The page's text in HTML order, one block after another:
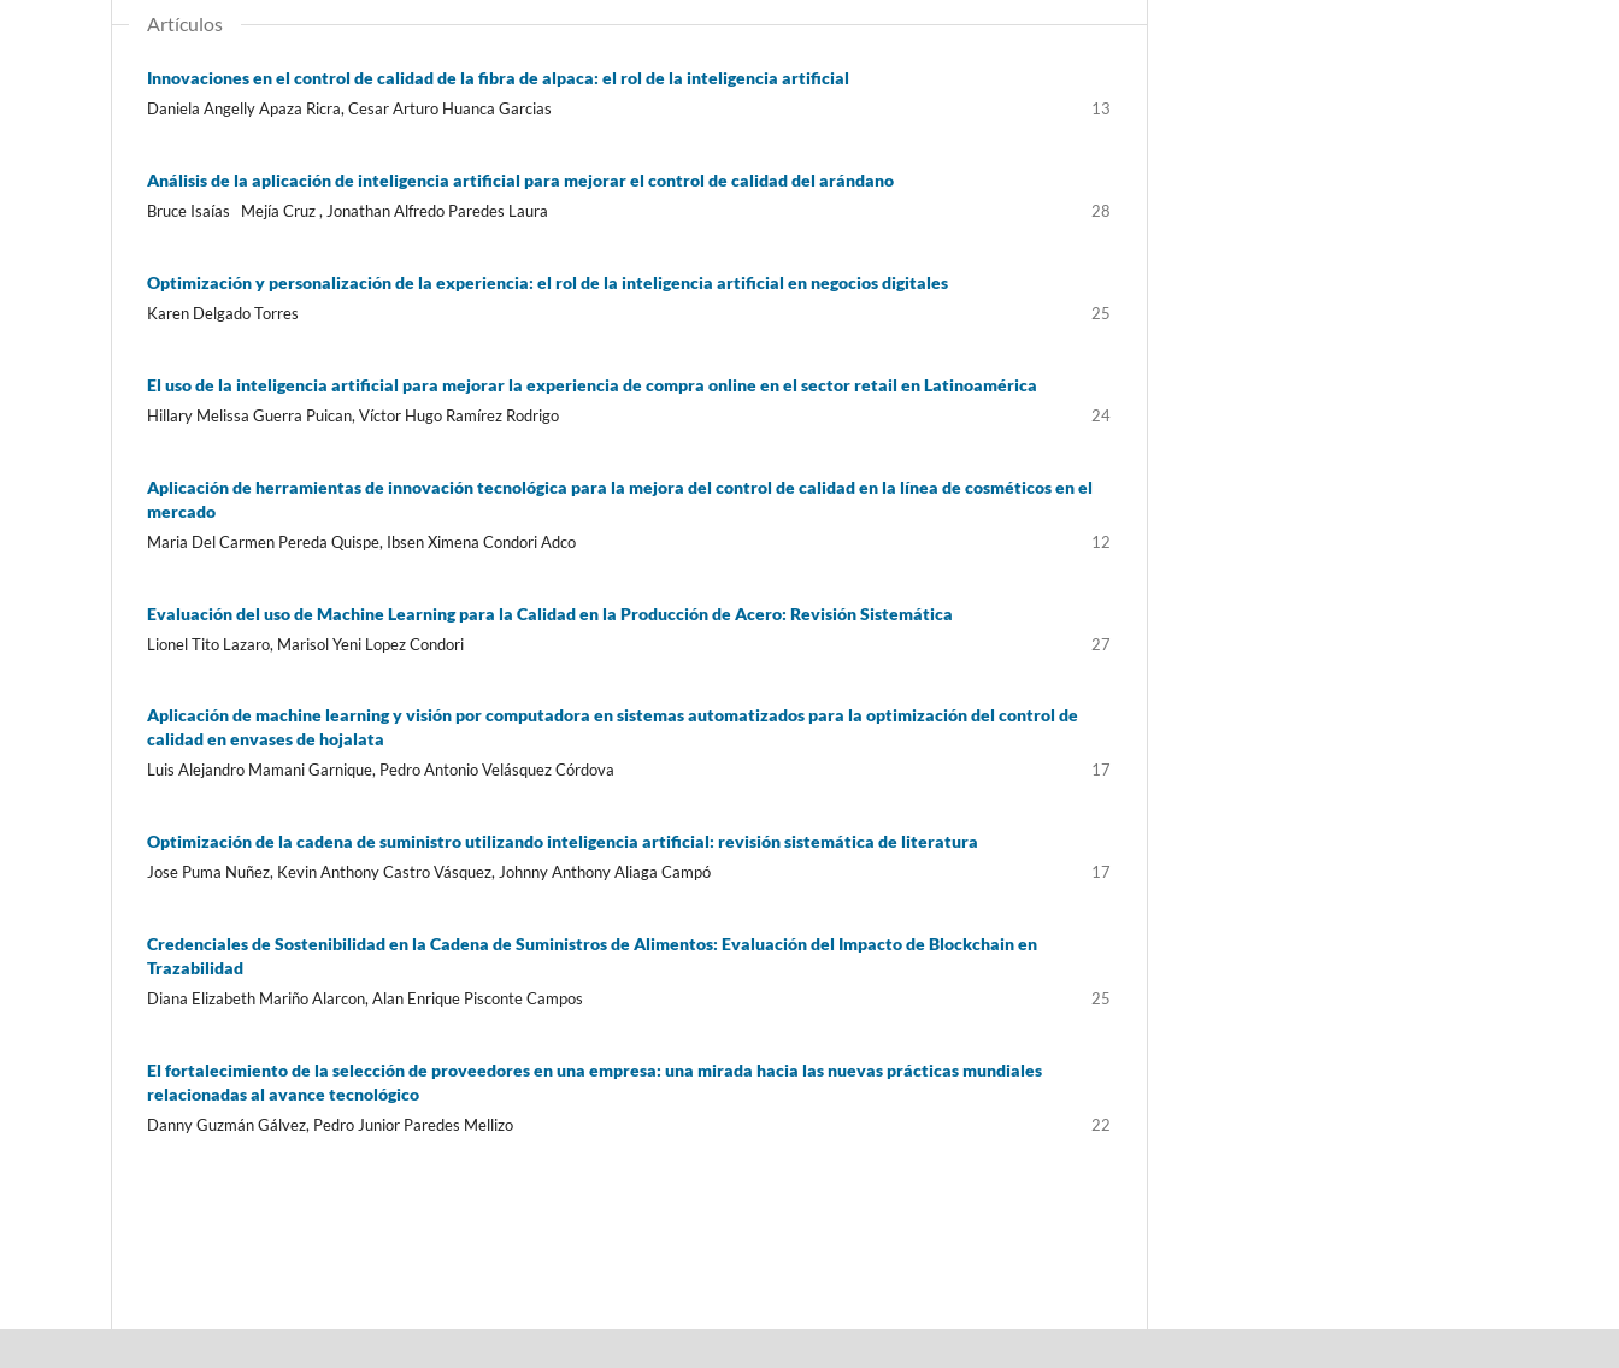
Artículos
Innovaciones en el control de calidad de la fibra de alpaca: el rol de la inteligencia artificial
Daniela Angelly Apaza Ricra, Cesar Arturo Huanca Garcias 13
Análisis de la aplicación de inteligencia artificial para mejorar el control de calidad del arándano
Bruce Isaías Mejía Cruz , Jonathan Alfredo Paredes Laura 28
Optimización y personalización de la experiencia: el rol de la inteligencia artificial en negocios digitales
Karen Delgado Torres 25
El uso de la inteligencia artificial para mejorar la experiencia de compra online en el sector retail en Latinoamérica
Hillary Melissa Guerra Puican, Víctor Hugo Ramírez Rodrigo 24
Aplicación de herramientas de innovación tecnológica para la mejora del control de calidad en la línea de cosméticos en el
mercado
Maria Del Carmen Pereda Quispe, Ibsen Ximena Condori Adco 12
Evaluación del uso de Machine Learning para la Calidad en la Producción de Acero: Revisión Sistemática
Lionel Tito Lazaro, Marisol Yeni Lopez Condori 27
Aplicación de machine learning y visión por computadora en sistemas automatizados para la optimización del control de
calidad en envases de hojalata
Luis Alejandro Mamani Garnique, Pedro Antonio Velásquez Córdova 17
Optimización de la cadena de suministro utilizando inteligencia artificial: revisión sistemática de literatura
Jose Puma Nuñez, Kevin Anthony Castro Vásquez, Johnny Anthony Aliaga Campó 17
Credenciales de Sostenibilidad en la Cadena de Suministros de Alimentos: Evaluación del Impacto de Blockchain en
Trazabilidad
Diana Elizabeth Mariño Alarcon, Alan Enrique Pisconte Campos 25
El fortalecimiento de la selección de proveedores en una empresa: una mirada hacia las nuevas prácticas mundiales
relacionadas al avance tecnológico
Danny Guzmán Gálvez, Pedro Junior Paredes Mellizo 22